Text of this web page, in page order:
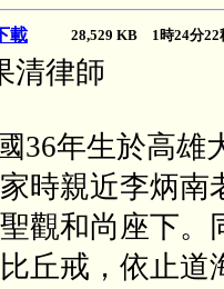
載 28,529 KB 1時24分
清律師
36年生於高雄
時親近李炳
觀和尚座下
丘戒，依止